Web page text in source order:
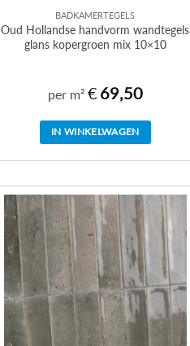
BADKAMERTEGELS
Oud Hollandse handvorm wandtegels
glans kopergroen mix 10×10
per m² € 69,50
IN WINKELWAGEN